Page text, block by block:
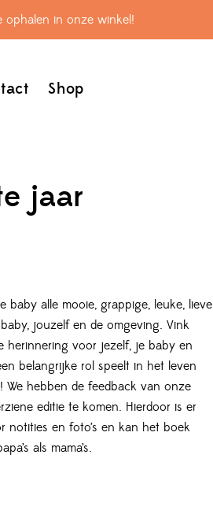
ophalen in onze winkel!
Shop
jaar
baby alle mooie, grappige, leuke, lieve
jouzelf en de omgeving. Vink
herinnering voor jezelf, je baby en
belangrijke rol speelt in het leven
hebben de feedback van onze
editie te komen. Hierdoor is er
notities en foto’s en kan het boek
als mama’s.